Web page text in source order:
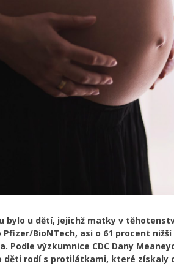
bylo u dětí, jejichž matky v
Pfizer/BioNTech, asi o 61 procent
Podle výzkumnice CDC Dany
děti rodí s protilátkami, které získaly